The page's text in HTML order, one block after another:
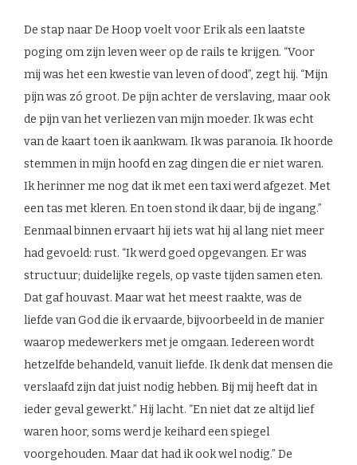
De stap naar De Hoop voelt voor Erik als een laatste
poging om zijn leven weer op de rails te krijgen. “Voor
mij was het een kwestie van leven of dood”, zegt hij. “Mijn
pijn was zó groot. De pijn achter de verslaving, maar ook
de pijn van het verliezen van mijn moeder. Ik was echt
van de kaart toen ik aankwam. Ik was paranoia. Ik hoorde
stemmen in mijn hoofd en zag dingen die er niet waren.
Ik herinner me nog dat ik met een taxi werd afgezet. Met
een tas met kleren. En toen stond ik daar, bij de ingang.”
Eenmaal binnen ervaart hij iets wat hij al lang niet meer
had gevoeld: rust. “Ik werd goed opgevangen. Er was
structuur; duidelijke regels, op vaste tijden samen eten.
Dat gaf houvast. Maar wat het meest raakte, was de
liefde van God die ik ervaarde, bijvoorbeeld in de manier
waarop medewerkers met je omgaan. Iedereen wordt
hetzelfde behandeld, vanuit liefde. Ik denk dat mensen die
verslaafd zijn dat juist nodig hebben. Bij mij heeft dat in
ieder geval gewerkt.” Hij lacht. “En niet dat ze altijd lief
waren hoor, soms werd je keihard een spiegel
voorgehouden. Maar dat had ik ook wel nodig.” De